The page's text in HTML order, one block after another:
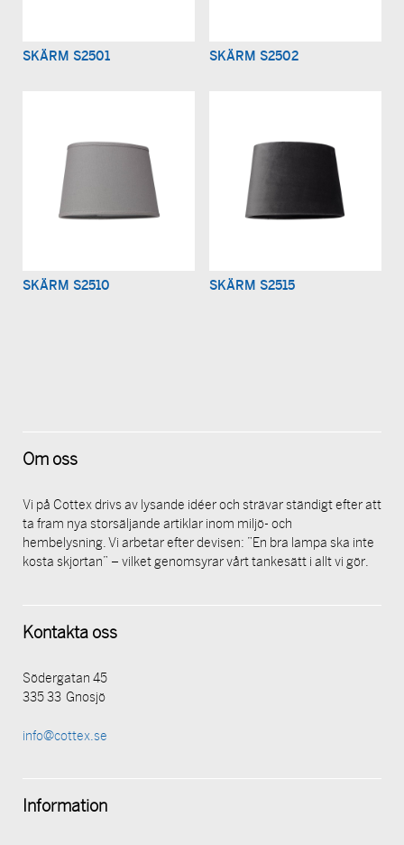
SKÄRM S2501 SKÄRM S2502
SKÄRM S2510 SKÄRM S2515
Om oss
Vi på Cottex drivs av lysande idéer och strävar ständigt efter att
ta fram nya storsäljande artiklar inom miljö- och
hembelysning. Vi arbetar efter devisen: ”En bra lampa ska inte
kosta skjortan” – vilket genomsyrar vårt tankesätt i allt vi gör.
Kontakta oss
Södergatan 45
335 33 Gnosjö
info@cottex.se
Information